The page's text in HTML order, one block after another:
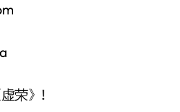
荣》!